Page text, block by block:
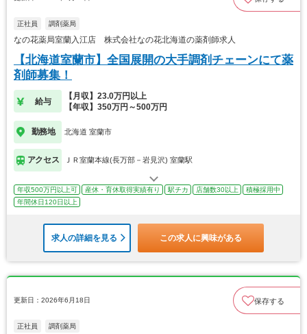
正社員 調剤薬局
なの花薬局室蘭入江店 株式会社なの花北海道の薬剤師求人
【北海道室蘭市】全国展開の大手調剤チェーンにて薬
剤師募集！
給与
【月収】23.0万円以上
【年収】350万円～500万円
勤務地 北海道 室蘭市
アクセス ＪＲ室蘭本線(長万部－岩見沢) 室蘭駅
年収500万円以上可 産休・育休取得実績有り 駅チカ 店舗数30以上
積極採用中
年間休日120日以上
求人の詳細を見る この求人に興味がある
更新日：2026年6月18日 保存する
正社員 調剤薬局